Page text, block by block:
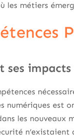
les métiers
impacts
numériques est
les nouveaux